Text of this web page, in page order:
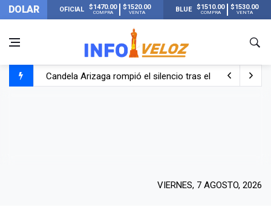
DOLAR OFICIAL $1470.00
COMPRA
$1520.00
VENTA BLUE $1510.00
COMPRA
$1530.00
VENTA
Candela Arizaga rompió el silencio tras el incidente con
VIERNES, 7 AGOSTO, 2026